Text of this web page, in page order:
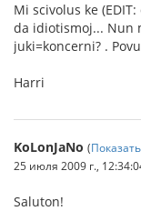
Mi scivolus ke
da idiotismoj... Nun
juki=koncerni? .
Harri
KoLonJaNo (
25 июля 2009 г.,
Saluton!